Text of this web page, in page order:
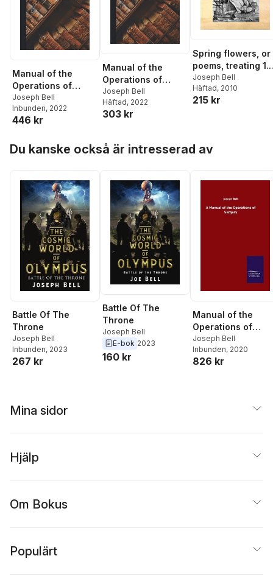
Manual of the
Operations of
Surgery
Joseph Bell
Inbunden, 2022
446 kr
Manual of the
Operations of
Surgery
Joseph Bell
Häftad, 2022
303 kr
Spring flowers, or
poems, treating 1.
On passing
pleasure. 2.
Concerning the
&c. Being the
Joseph Bell
Häftad, 2010
215 kr
Du kanske också är intresserad av
Battle Of The
Throne
Joseph Bell
Inbunden, 2023
267 kr
Battle Of The
Throne
Joseph Bell
E-bok 2023
160 kr
Manual of the
Operations of
Surgery
Joseph Bell
Inbunden, 2020
826 kr
Mina sidor
Hjälp
Om Bokus
Populärt